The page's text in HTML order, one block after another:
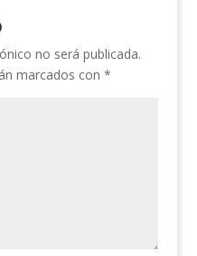
no será publicada.
marcados con *